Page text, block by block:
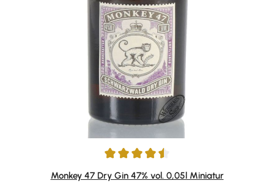
Durchschnittliche Bewertung von 4.61 von 5 Sternen
Monkey 47 Dry Gin 47% vol. 0,05l Miniatur